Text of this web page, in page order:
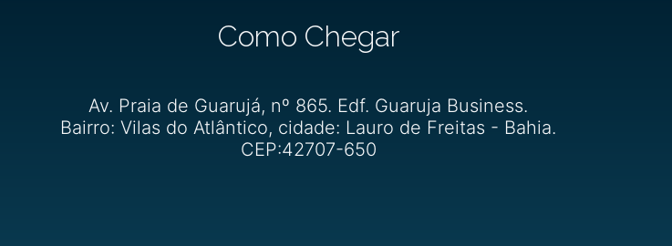
Como Chegar
Av. Praia de Guarujá, nº 865. Edf. Guaruja Business.
Bairro: Vilas do Atlântico, cidade: Lauro de Freitas - Bahia.
CEP:42707-650